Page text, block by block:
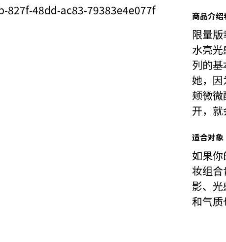
商品介绍
限量
水亮
列的
她，
颊微
开，就
适合对象
如果
妆组
影、
和气质